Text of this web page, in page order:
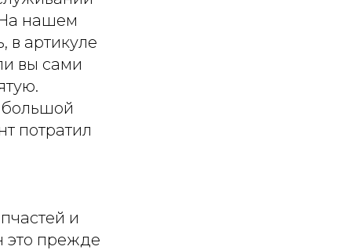
нашем
в артикуле
вы сами
большой
потратил
и
это прежде